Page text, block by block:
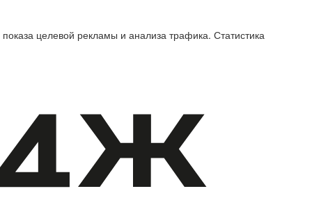
целевой рекламы и анализа трафика. Статистика